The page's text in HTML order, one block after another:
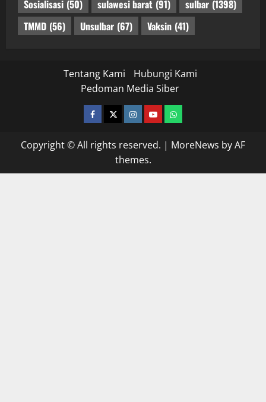
Sosialisasi (50) sulawesi barat (91) sulbar (1398)
TMMD (56) Unsulbar (67) Vaksin (41)
Tentang Kami
Hubungi Kami
Pedoman Media Siber
facebooktwitterinstagram.com
youtubewhatsapp
Copyright © All rights reserved. | MoreNews by AF
themes.